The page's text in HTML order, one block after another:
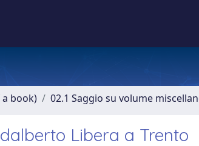
book) 02.1 Saggio su volume
Libera a Trento